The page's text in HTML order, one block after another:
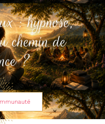
: hypnose,
chemin de
?